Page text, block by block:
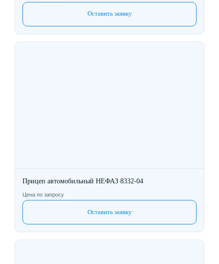
Оставить заявку
Прицеп автомобильный НЕФАЗ 8332-04
Цена по запросу
Оставить заявку